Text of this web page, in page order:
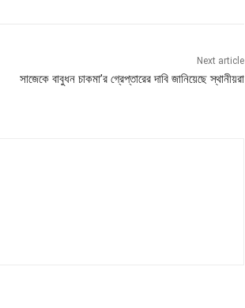
Next article
সাজেকে বাবুধন চাকমা’র গ্রেপ্তারের দাবি জানিয়েছে স্থানীয়রা